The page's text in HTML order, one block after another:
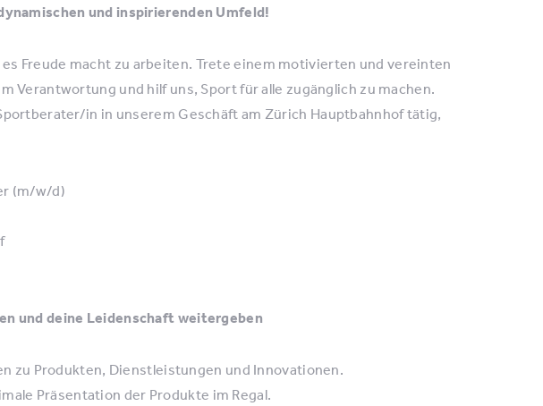
und inspirierenden Umfeld!
Freude macht zu arbeiten. Trete einem motivierten und vereinten
Verantwortung und hilf uns, Sport für alle zugänglich zu machen.
in in unserem Geschäft am Zürich Hauptbahnhof tätig,
(m/w/d)
und deine Leidenschaft weitergeben
zu Produkten, Dienstleistungen und Innovationen.
Präsentation der Produkte im Regal.